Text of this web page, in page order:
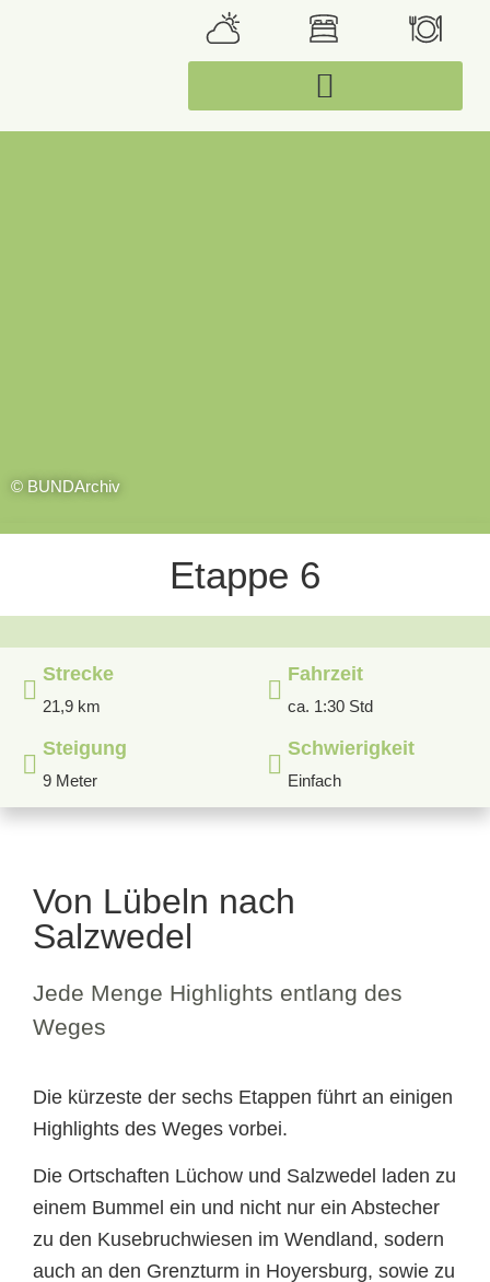
© BUNDArchiv
Etappe 6
Strecke
21,9 km
Steigung
9 Meter
Fahrzeit
ca. 1:30 Std
Schwierigkeit
Einfach
Von Lübeln nach
Salzwedel
Jede Menge Highlights entlang des
Weges
Die kürzeste der sechs Etappen führt an einigen
Highlights des Weges vorbei.
Die Ortschaften Lüchow und Salzwedel laden zu
einem Bummel ein und nicht nur ein Abstecher
zu den Kusebruchwiesen im Wendland, sodern
auch an den Grenzturm in Hoyersburg, sowie zu